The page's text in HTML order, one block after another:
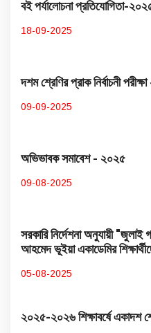
বই পর্যালোচনা প্রতিযোগিতা-
18-09-2025
দশম শ্রেণির প্রাক নির্বাচনী
09-09-2025
অভিভাবক সমাবেশ - ২০২৫
09-08-2025
সরকারি নির্দেশনা অনুযায়ী
আহমেদ ভূইয়া একাডেমির
05-08-2025
২০২৫-২০২৬ শিক্ষাবর্ষে একাদশ